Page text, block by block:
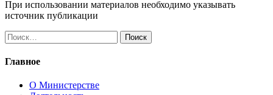
При использовании материалов необходимо указывать
источник публикации
Найти:
Главное
О Министерстве